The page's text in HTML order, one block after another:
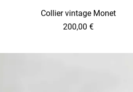
Collier vintage Monet
200,00€